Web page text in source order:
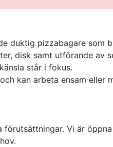
duktig pizzabagare som
disk samt utförande av
står i fokus.
kan arbeta ensam eller
förutsättningar. Vi är